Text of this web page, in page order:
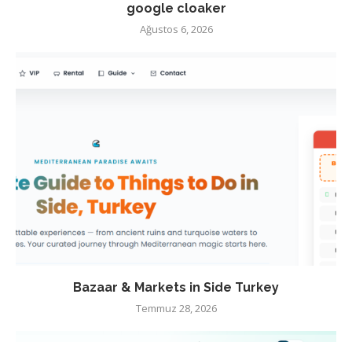
google cloaker
Ağustos 6, 2026
Bazaar & Markets in Side Turkey
Temmuz 28, 2026